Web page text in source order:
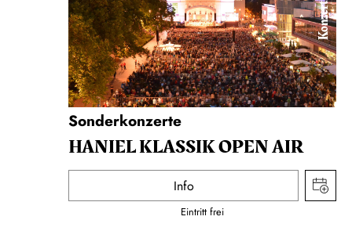
Konzert
Sonderkonzerte
HANIEL KLASSIK OPEN AIR
Info
Eintritt frei